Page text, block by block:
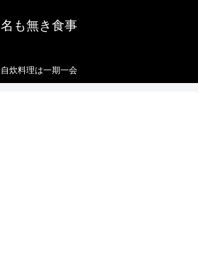
名も無き食事
自炊料理は一期一会